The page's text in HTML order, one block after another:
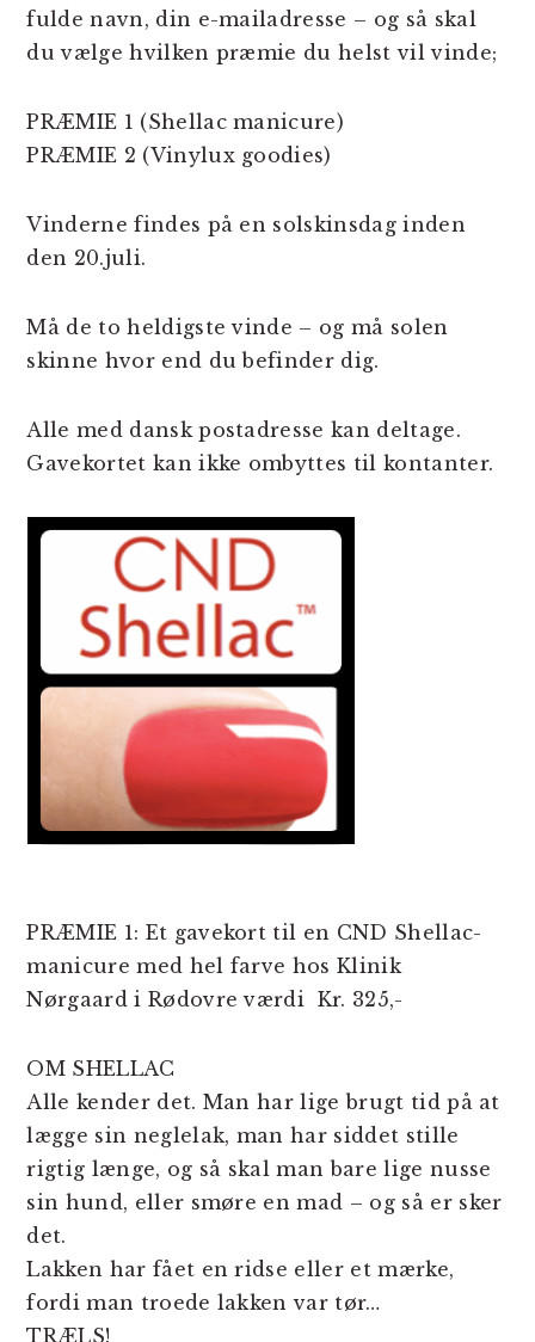
fulde navn, din e-mailadresse – og så skal
du vælge hvilken præmie du helst vil vinde;
PRÆMIE 1 (Shellac manicure)
PRÆMIE 2 (Vinylux goodies)
Vinderne findes på en solskinsdag inden
den 20.juli.
Må de to heldigste vinde – og må solen
skinne hvor end du befinder dig.
Alle med dansk postadresse kan deltage.
Gavekortet kan ikke ombyttes til kontanter.
PRÆMIE 1: Et gavekort til en CND Shellac-
manicure med hel farve hos Klinik
Nørgaard i Rødovre værdi Kr. 325,-
OM SHELLAC
Alle kender det. Man har lige brugt tid på at
lægge sin neglelak, man har siddet stille
rigtig længe, og så skal man bare lige nusse
sin hund, eller smøre en mad – og så er sker
det.
Lakken har fået en ridse eller et mærke,
fordi man troede lakken var tør…
TRÆLS!